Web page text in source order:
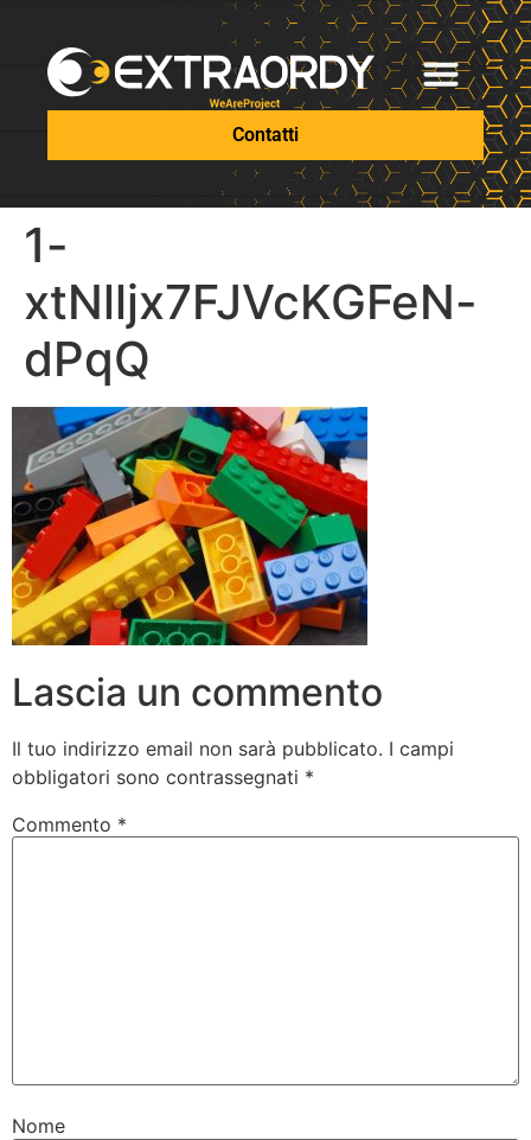
Contatti
1-
xtNlljx7FJVcKGFeN-
dPqQ
Lascia un commento
Il tuo indirizzo email non sarà pubblicato. I campi
obbligatori sono contrassegnati *
Commento *
Nome